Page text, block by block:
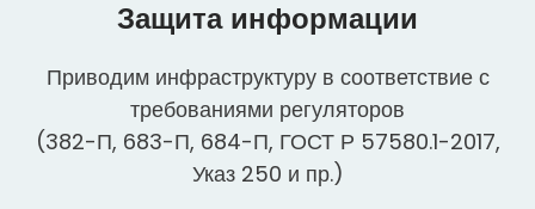
Защита информации
Приводим инфраструктуру в соответствие с
требованиями регуляторов
(382-П, 683-П, 684-П, ГОСТ Р 57580.1-2017,
Указ 250 и пр.)